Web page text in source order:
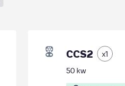
CCS2 x1
50 kw